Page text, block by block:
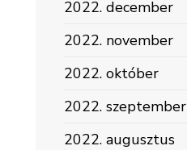
2022. december
2022. november
2022. október
2022. szeptember
2022. augusztus